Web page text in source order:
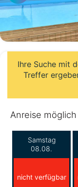
Ihre Suche mit
Treffer
Anreise
Samstag
08.08.
nicht verfügbar